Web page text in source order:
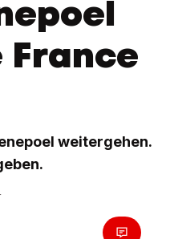
France
weitergehen.